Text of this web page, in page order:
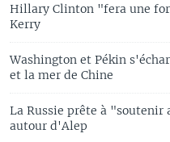
Hillary Clinton "fera une
Kerry
Washington et Pékin
et la mer de Chine
La Russie prête à
autour d'Alep